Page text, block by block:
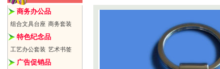
商务办公品
组合文具台座 商务套装
特色纪念品
工艺办公套装 艺术书签
广告促销品